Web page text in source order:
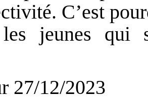
C’est
jeunes qui
27/12/2023